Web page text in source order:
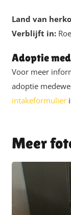
Land van
Verblijft in:
Adoptie
Voor meer
adoptie
intakeformulier